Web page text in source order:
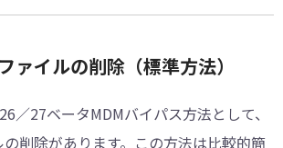
ァイルの削除（標準方法）
／27ベータMDMバイパス方法として、
削除があります。この方法は比較的簡